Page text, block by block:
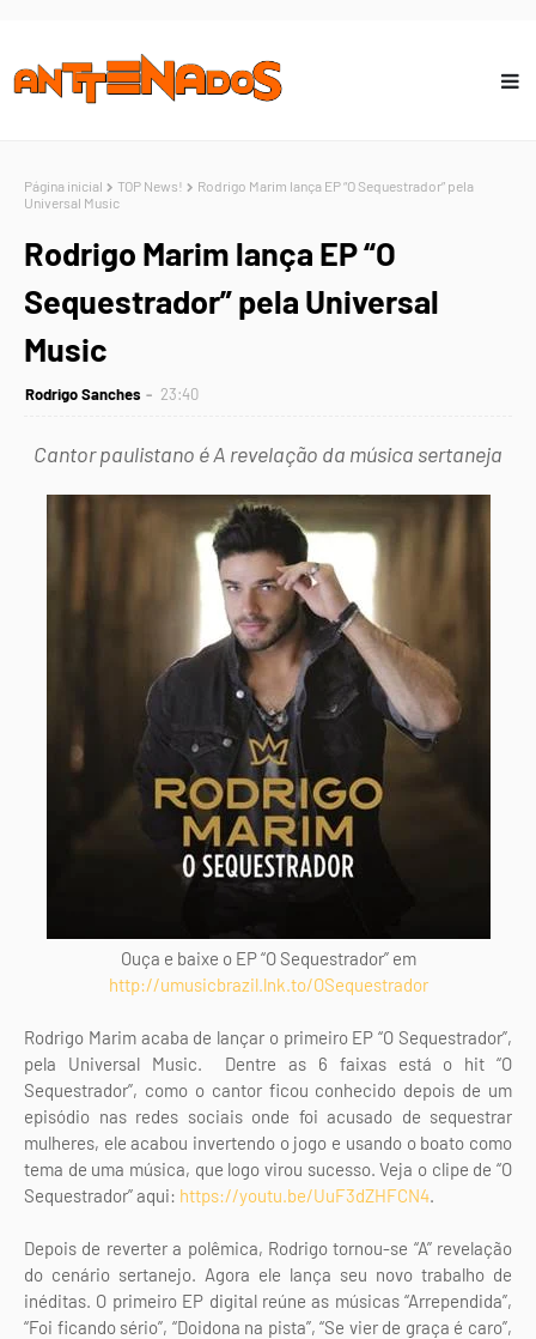
Página inicial TOP News!
Rodrigo Marim lança EP “O Sequestrador” pela
Universal Music
Rodrigo Marim lança EP “O
Sequestrador” pela Universal
Music
Rodrigo Sanches 23:40
Cantor paulistano é A revelação da música sertaneja
Ouça e baixe o EP “O Sequestrador” em
http://umusicbrazil.lnk.to/OSequestrador
Rodrigo Marim acaba de lançar o primeiro EP “O Sequestrador”,
pela Universal Music. Dentre as 6 faixas está o hit “O
Sequestrador”, como o cantor ficou conhecido depois de um
episódio nas redes sociais onde foi acusado de sequestrar
mulheres, ele acabou invertendo o jogo e usando o boato como
tema de uma música, que logo virou sucesso. Veja o clipe de “O
Sequestrador” aqui: https://youtu.be/UuF3dZHFCN4.
Depois de reverter a polêmica, Rodrigo tornou-se “A” revelação
do cenário sertanejo. Agora ele lança seu novo trabalho de
inéditas. O primeiro EP digital reúne as músicas “Arrependida”,
“Foi ficando sério”, “Doidona na pista”, “Se vier de graça é caro”,